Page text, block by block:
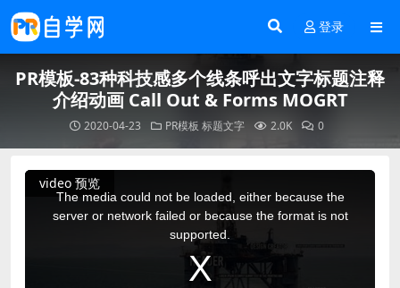
登录
PR模板-83种科技感多个线条呼出文字标题注释
介绍动画 Call Out & Forms MOGRT
2020-04-23 PR模板 标题文字 2.0K 0
video 预览
This
The media could not be loaded, either because the
server or network failed or because the format is not
supported.